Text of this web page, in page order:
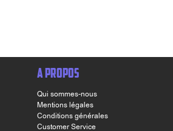
A PROPOS
Qui sommes-nous
Mentions légales
Conditions générales
Customer Service